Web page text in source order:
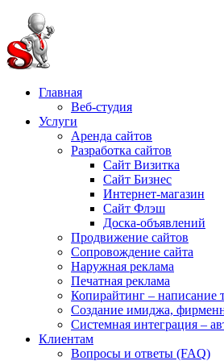
Главная
Веб-студия
Услуги
Аренда сайтов
Разработка сайтов
Сайт Визитка
Сайт Бизнес
Интернет-магазин
Сайт Флэш
Доска-объявлений
Продвижение сайтов
Сопровождение сайта
Наружная реклама
Печатная реклама
Копирайтинг – написание
Создание имиджа,
Системная интеграция –
Клиентам
Вопросы и ответы (FAQ)